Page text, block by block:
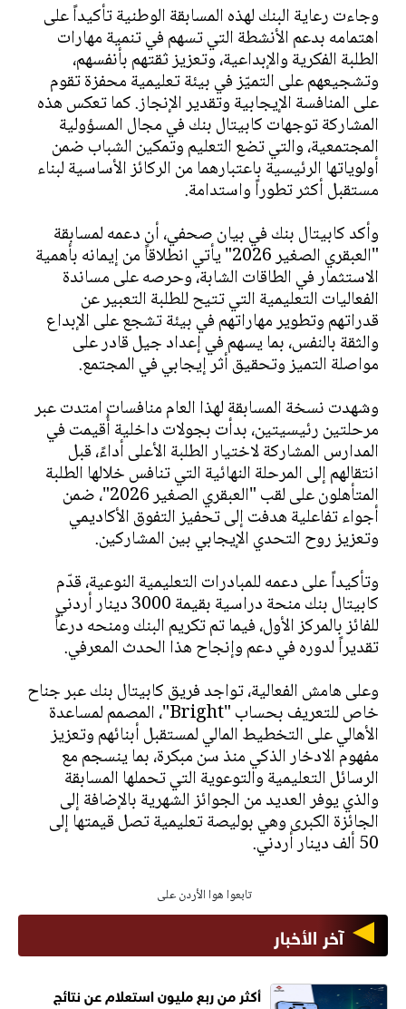
وجاءت رعاية البنك لهذه المسابقة الوطنية تأكيداً على
اهتمامه بدعم الأنشطة التي تسهم في تنمية مهارات
الطلبة الفكرية والإبداعية، وتعزيز ثقتهم بأنفسهم،
وتشجيعهم على التميّز في بيئة تعليمية محفزة تقوم
على المنافسة الإيجابية وتقدير الإنجاز. كما تعكس هذه
المشاركة توجهات كابيتال بنك في مجال المسؤولية
المجتمعية، والتي تضع التعليم وتمكين الشباب ضمن
أولوياتها الرئيسية باعتبارهما من الركائز الأساسية لبناء
مستقبل أكثر تطوراً واستدامة.
وأكد كابيتال بنك في بيان صحفي، أن دعمه لمسابقة
"العبقري الصغير 2026" يأتي انطلاقاً من إيمانه بأهمية
الاستثمار في الطاقات الشابة، وحرصه على مساندة
الفعاليات التعليمية التي تتيح للطلبة التعبير عن
قدراتهم وتطوير مهاراتهم في بيئة تشجع على الإبداع
والثقة بالنفس، بما يسهم في إعداد جيل قادر على
مواصلة التميز وتحقيق أثر إيجابي في المجتمع.
وشهدت نسخة المسابقة لهذا العام منافسات امتدت عبر
مرحلتين رئيسيتين، بدأت بجولات داخلية أُقيمت في
المدارس المشاركة لاختيار الطلبة الأعلى أداءً، قبل
انتقالهم إلى المرحلة النهائية التي تنافس خلالها الطلبة
المتأهلون على لقب "العبقري الصغير 2026"، ضمن
أجواء تفاعلية هدفت إلى تحفيز التفوق الأكاديمي
وتعزيز روح التحدي الإيجابي بين المشاركين.
وتأكيداً على دعمه للمبادرات التعليمية النوعية، قدّم
كابيتال بنك منحة دراسية بقيمة 3000 دينار أردني
للفائز بالمركز الأول، فيما تم تكريم البنك ومنحه درعاً
تقديراً لدوره في دعم وإنجاح هذا الحدث المعرفي.
وعلى هامش الفعالية، تواجد فريق كابيتال بنك عبر جناح
خاص للتعريف بحساب "Bright"، المصمم لمساعدة
الأهالي على التخطيط المالي لمستقبل أبنائهم وتعزيز
مفهوم الادخار الذكي منذ سن مبكرة، بما ينسجم مع
الرسائل التعليمية والتوعوية التي تحملها المسابقة
والذي يوفر العديد من الجوائز الشهرية بالإضافة إلى
الجائزة الكبرى وهي بوليصة تعليمية تصل قيمتها إلى
50 ألف دينار أردني.
تابعوا هوا الأردن على
آخر الأخبار
أكثر من ربع مليون استعلام عن نتائج